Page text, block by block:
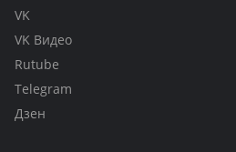
VK
VK Видео
Rutube
Telegram
Дзен